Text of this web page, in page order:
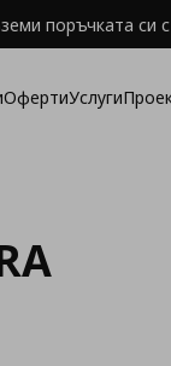
поръчката си
ОфертиУслуги